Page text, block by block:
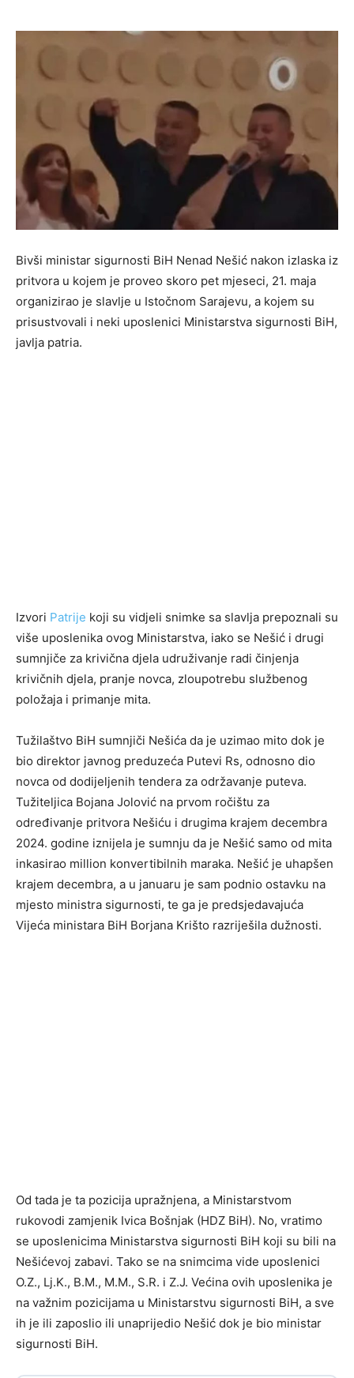
Bivši ministar sigurnosti BiH Nenad Nešić nakon izlaska iz
pritvora u kojem je proveo skoro pet mjeseci, 21. maja
organizirao je slavlje u Istočnom Sarajevu, a kojem su
prisustvovali i neki uposlenici Ministarstva sigurnosti BiH,
javlja patria.
Izvori Patrije koji su vidjeli snimke sa slavlja prepoznali su
više uposlenika ovog Ministarstva, iako se Nešić i drugi
sumnjiče za krivična djela udruživanje radi činjenja
krivičnih djela, pranje novca, zloupotrebu službenog
položaja i primanje mita.
Tužilaštvo BiH sumnjiči Nešića da je uzimao mito dok je
bio direktor javnog preduzeća Putevi Rs, odnosno dio
novca od dodijeljenih tendera za održavanje puteva.
Tužiteljica Bojana Jolović na prvom ročištu za
određivanje pritvora Nešiću i drugima krajem decembra
2024. godine iznijela je sumnju da je Nešić samo od mita
inkasirao million konvertibilnih maraka. Nešić je uhapšen
krajem decembra, a u januaru je sam podnio ostavku na
mjesto ministra sigurnosti, te ga je predsjedavajuća
Vijeća ministara BiH Borjana Krišto razriješila dužnosti.
Od tada je ta pozicija upražnjena, a Ministarstvom
rukovodi zamjenik Ivica Bošnjak (HDZ BiH). No, vratimo
se uposlenicima Ministarstva sigurnosti BiH koji su bili na
Nešićevoj zabavi. Tako se na snimcima vide uposlenici
O.Z., Lj.K., B.M., M.M., S.R. i Z.J. Većina ovih uposlenika je
na važnim pozicijama u Ministarstvu sigurnosti BiH, a sve
ih je ili zaposlio ili unaprijedio Nešić dok je bio ministar
sigurnosti BiH.